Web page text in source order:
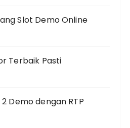
Slot Demo Online
Terbaik Pasti
Demo dengan RTP